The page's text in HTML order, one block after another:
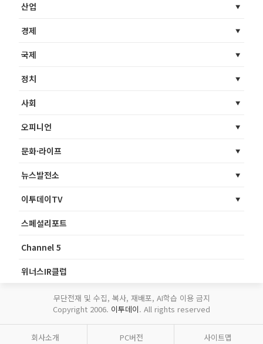
산업
경제
국제
정치
사회
오피니언
문화·라이프
뉴스발전소
이투데이TV
스페셜리포트
Channel 5
위너스IR클럽
무단전재 및 수집, 복사, 재배포, AI학습 이용 금지
Copyright 2006. 이투데이. All rights reserved
회사소개 PC버전 사이트맵